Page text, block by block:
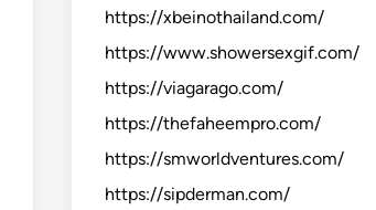
https://xbeinothailand.com/
https://www.showersexgif.com/
https://viagarago.com/
https://thefaheempro.com/
https://smworldventures.com/
https://sipderman.com/